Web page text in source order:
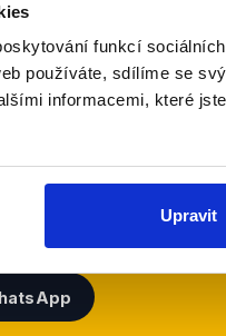
funkcí
používáte, sdílíme se
informacemi, které
Upravit
nebo
přinášíme shrnutí
nás odebírat, a
a nepravdy se